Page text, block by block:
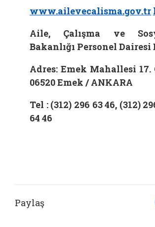
www.ailevecalisma.gov.tr
Aile, Çalışma ve
Bakanlığı Personel Dairesi
Adres: Emek Mahallesi 17.
06520 Emek / ANKARA
Tel : (312) 296 63 46, (312)
64 46
Paylaş